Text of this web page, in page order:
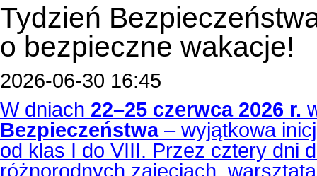
Tydzień
o bezpieczne wakacje!
2026-06-30 16:45
W dniach 22–25 czerwca 2026 r.
Bezpieczeństwa– wyjątkowa
od klas I do VIII. Przez cztery dni
różnorodnych zajęciach,